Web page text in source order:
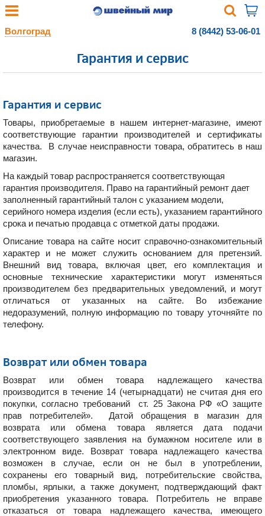
Волгоград 8 (8442) 53-06-01
Гарантия и сервис
Гарантия и сервис
Товары, приобретаемые в нашем интернет-магазине, имеют
соответствующие гарантии производителей и сертификаты
качества. В случае неисправности товара, обратитесь в наш
магазин.
На каждый товар распространяется соответствующая
гарантия производителя. Право на гарантийный ремонт дает
заполненный гарантийный талон с указанием модели,
серийного номера изделия (если есть), указанием гарантийного
срока и печатью продавца с отметкой даты продажи.
Описание товара на сайте носит справочно-ознакомительный
характер и не может служить основанием для претензий.
Внешний вид товара, включая цвет, его комплектация и
основные технические характеристики могут изменяться
производителем без предварительных уведомлений, и могут
отличаться от указанных на сайте. Во избежание
недоразумений, полную информацию по товару уточняйте по
телефону.
Возврат или обмен товара
Возврат или обмен товара надлежащего качества
производится в течение 14 (четырнадцати) не считая дня его
покупки, согласно требований ст. 25 Закона РФ «О защите
прав потребителей». Датой обращения в магазин для
возврата или обмена товара является дата подачи
соответствующего заявления на бумажном носителе или в
электронном виде. Возврат товара надлежащего качества
возможен в случае, если он не был в употреблении,
сохранены его товарный вид, потребительские свойства,
пломбы, ярлыки, а также документ, подтверждающий факт
приобретения указанного товара. Потребитель не вправе
отказаться от товара надлежащего качества, имеющего